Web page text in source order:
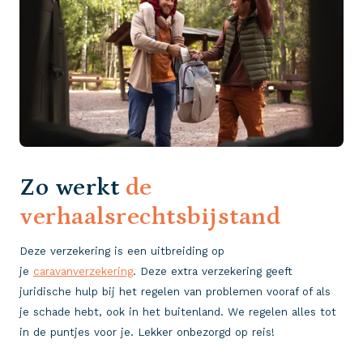
Zo werkt de
verhaalsrechtsbijstand
Deze verzekering is een uitbreiding op
je caravanverzekering. Deze extra verzekering geeft
juridische hulp bij het regelen van problemen vooraf of als
je schade hebt, ook in het buitenland. We regelen alles tot
in de puntjes voor je. Lekker onbezorgd op reis!